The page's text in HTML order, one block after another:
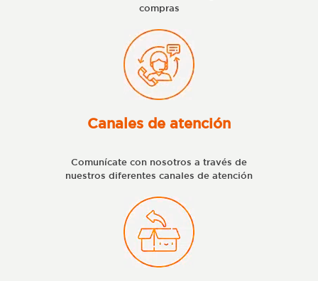
compras
Canales de atención
Comunícate con nosotros a través de
nuestros diferentes canales de atención